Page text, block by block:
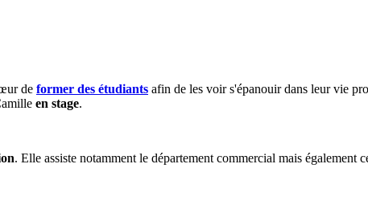
de former des étudiants afin de les voir s'épanouir dans leur vie
en stage.
. Elle assiste notamment le département commercial mais également